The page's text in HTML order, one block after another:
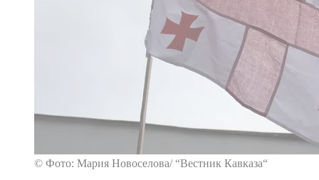
© Фото: Мария Новоселова/ “Вестник Кавказа“